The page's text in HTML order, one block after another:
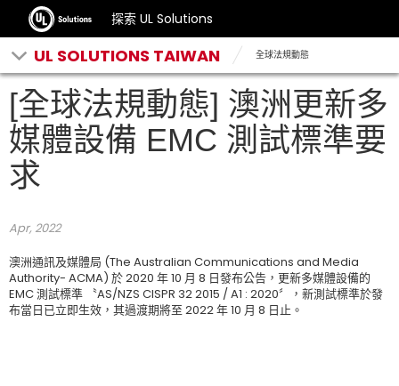
探索 UL Solutions
UL SOLUTIONS TAIWAN 全球法規動態
[全球法規動態] 澳洲更新多
媒體設備 EMC 測試標準要
求
Apr, 2022
澳洲通訊及媒體局 (The Australian Communications and Media
Authority- ACMA) 於 2020 年 10 月 8 日發布公告，更新多媒體設備的
EMC 測試標準 〝AS/NZS CISPR 32 2015 / A1 : 2020〞，新測試標準於發
布當日已立即生效，其過渡期將至 2022 年 10 月 8 日止。